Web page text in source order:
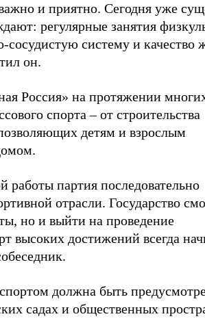
и приятно. Сегодня уже
регулярные занятия
сосудистую систему и качество
он.
Россия» на протяжении
спорта – от строительства
детям и взрослым
работы партия последовательно
отрасли. Государство
но и выйти на проведение
высоких достижений всегда
должна быть
садах и общественных